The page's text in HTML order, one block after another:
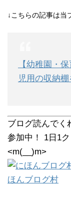
↓こちらの記事は当
【幼稚園・
児用の収納
ブログ読んでく
参加中！ 1日1
<m(__)m>
ほんブログ村